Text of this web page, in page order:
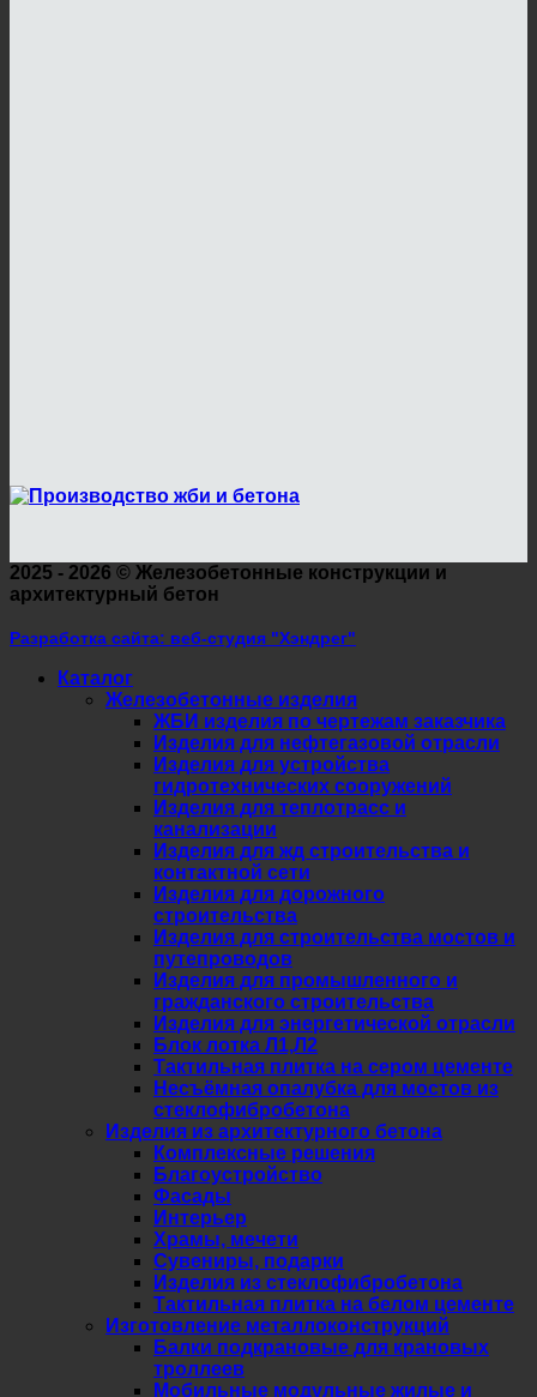
2025 - 2026 © Железобетонные конструкции и
архитектурный бетон
Разработка сайта: веб-студия "Хэндрег"
Каталог
Железобетонные изделия
ЖБИ изделия по чертежам заказчика
Изделия для нефтегазовой отрасли
Изделия для устройства
гидротехнических сооружений
Изделия для теплотрасс и
канализации
Изделия для жд строительства и
контактной сети
Изделия для дорожного
строительства
Изделия для строительства мостов и
путепроводов
Изделия для промышленного и
гражданского строительства
Изделия для энергетической отрасли
Блок лотка Л1,Л2
Тактильная плитка на сером цементе
Несъёмная опалубка для мостов из
стеклофибробетона
Изделия из архитектурного бетона
Комплексные решения
Благоустройство
Фасады
Интерьер
Храмы, мечети
Сувениры, подарки
Изделия из стеклофибробетона
Тактильная плитка на белом цементе
Изготовление металлоконструкций
Балки подкрановые для крановых
троллеев
Мобильные модульные жилые и